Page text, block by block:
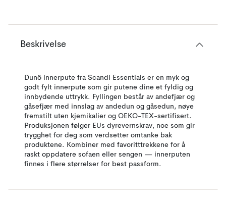
Beskrivelse
Dunö innerpute fra Scandi Essentials er en myk og
godt fylt innerpute som gir putene dine et fyldig og
innbydende uttrykk. Fyllingen består av andefjær og
gåsefjær med innslag av andedun og gåsedun, nøye
fremstilt uten kjemikalier og OEKO-TEX-sertifisert.
Produksjonen følger EUs dyrevernskrav, noe som gir
trygghet for deg som verdsetter omtanke bak
produktene. Kombiner med favoritttrekkene for å
raskt oppdatere sofaen eller sengen — innerputen
finnes i flere størrelser for best passform.